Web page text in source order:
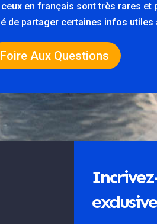
ceux en français sont très rares
de partager certaines infos
Foire Aux Questions